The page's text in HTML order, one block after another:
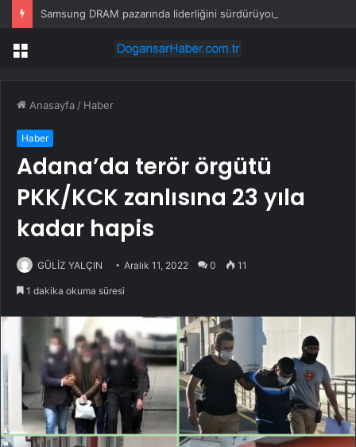
Menü
Anasayfa / Haber
Haber
Adana’da terör örgütü
PKK/KCK zanlısına 23 yıla
kadar hapis
GÜLİZ YALÇIN Aralık 11, 2022 0 11
1 dakika okuma süresi